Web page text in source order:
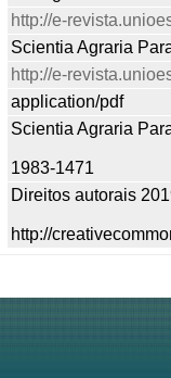
http://e-
Scientia Agraria
http://e-
application/pdf
Scientia Agraria
1983-1471
Direitos autorais
http://